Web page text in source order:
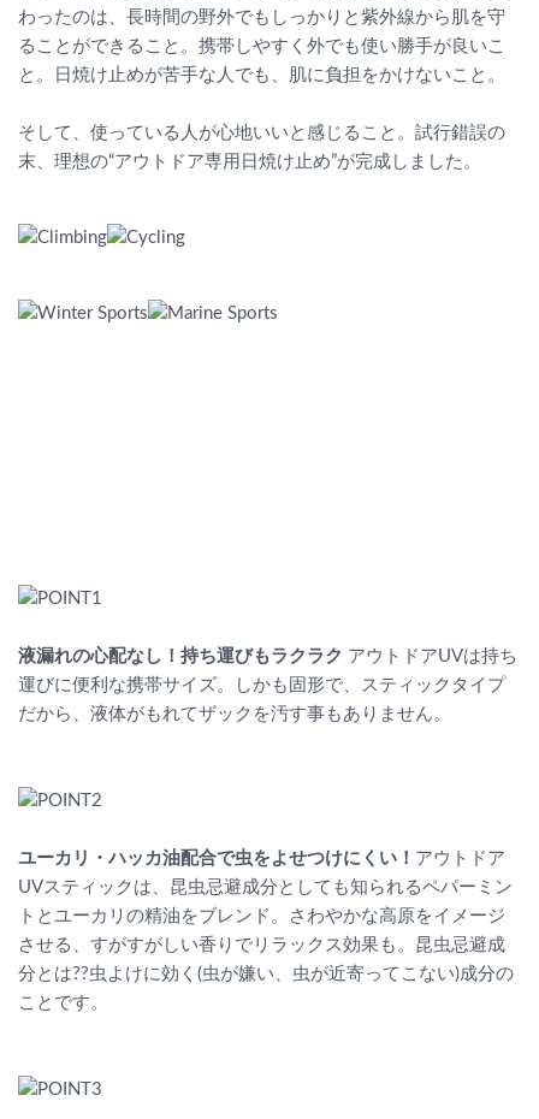
わったのは、長時間の野外でもしっかりと紫外線から肌を守
ることができること。携帯しやすく外でも使い勝手が良いこ
と。日焼け止めが苦手な人でも、肌に負担をかけないこと。
そして、使っている人が心地いいと感じること。試行錯誤の
末、理想の“アウトドア専用日焼け止め”が完成しました。
液漏れの心配なし！持ち運びもラクラク アウトドアUVは持ち
運びに便利な携帯サイズ。しかも固形で、スティックタイプ
だから、液体がもれてザックを汚す事もありません。
ユーカリ・ハッカ油配合で虫をよせつけにくい！ アウトドア
UVスティックは、昆虫忌避成分としても知られるペパーミン
トとユーカリの精油をブレンド。さわやかな高原をイメージ
させる、すがすがしい香りでリラックス効果も。昆虫忌避成
分とは??虫よけに効く(虫が嫌い、虫が近寄ってこない)成分の
ことです。